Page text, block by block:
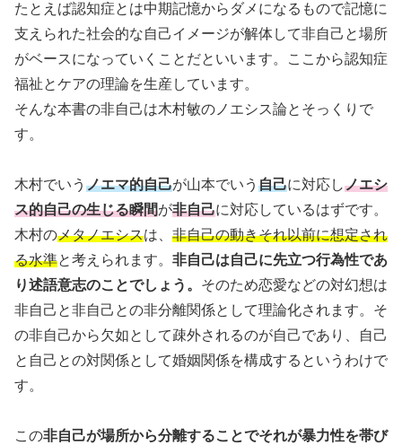
たとえば認知症とは中期記憶からダメになるもので記憶に
支えられた社会的な自己イメージが解体して非自己と場所
がベースになっていくことだといいます。ここから認知症
福祉とケアの理論を生産しています。
そんな本書の非自己は木村敏のノエシス論とそっくりで
す。
木村でいう ノエマ的自己が山本でいう 自己に対応しノエシ
ス的自己の生じる瞬間が非自己に対応しているはずです。
木村のメタノエシスは、 非自己の動きそれ以前に想定され
る水準と考えられます。 非自己は自己に先立つ行為性であ
り述語意志のことでしょう。 そのため恋愛などの対幻想は
非自己と非自己との非分離関係として理論化されます。そ
の非自己から欠如として疎外されるのが自己であり、自己
と自己との対関係として婚姻関係を構成するというわけで
す。
この非自己が場所から分離することでそれが暴力性を帯び